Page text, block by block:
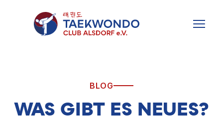
MENU
BLOG
WAS GIBT ES NEUES?